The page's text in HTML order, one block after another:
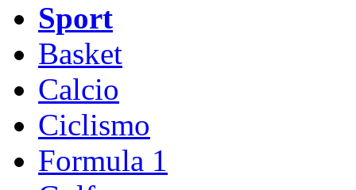
Sport
Basket
Calcio
Ciclismo
Formula 1